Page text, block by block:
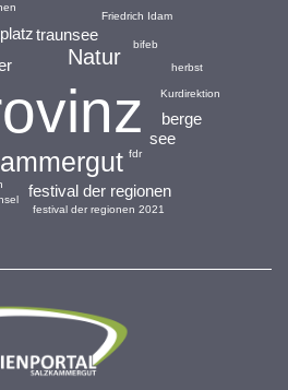
Natur
festival der regionen
see
traunsee
berge
Kurdirektion
bifeb
fdr
festival der regionen 2021
herbst
Friedrich Idam